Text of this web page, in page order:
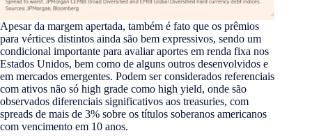
Apesar da margem apertada, também é fato que os prêmios
para vértices distintos ainda são bem expressivos, sendo um
condicional importante para avaliar aportes em renda fixa nos
Estados Unidos, bem como de alguns outros desenvolvidos e
em mercados emergentes. Podem ser considerados referenciais
com ativos não só high grade como high yield, onde são
observados diferenciais significativos aos treasuries, com
spreads de mais de 3% sobre os títulos soberanos americanos
com vencimento em 10 anos.